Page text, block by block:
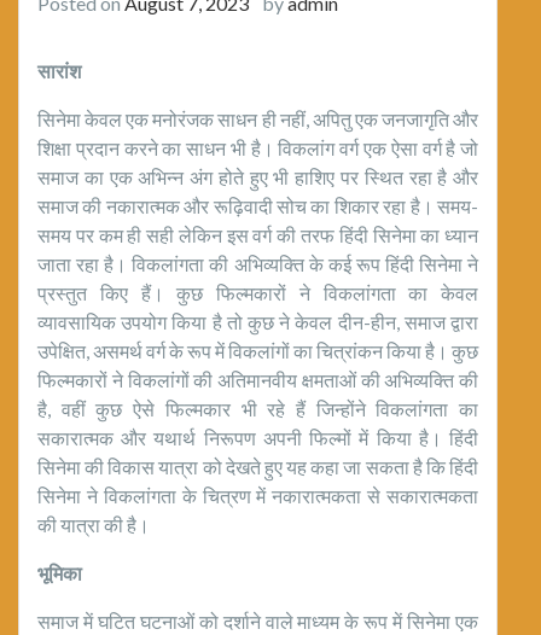
सारांश
सिनेमा केवल एक मनोरंजक साधन ही नहीं, अपितु एक जनजागृति और
शिक्षा प्रदान करने का साधन भी है। विकलांग वर्ग एक ऐसा वर्ग है जो
समाज का एक अभिन्न अंग होते हुए भी हाशिए पर स्थित रहा है और
समाज की नकारात्मक और रूढ़िवादी सोच का शिकार रहा है। समय-
समय पर कम ही सही लेकिन इस वर्ग की तरफ हिंदी सिनेमा का ध्यान
जाता रहा है। विकलांगता की अभिव्यक्ति के कई रूप हिंदी सिनेमा ने
प्रस्तुत किए हैं। कुछ फिल्मकारों ने विकलांगता का केवल
व्यावसायिक उपयोग किया है तो कुछ ने केवल दीन-हीन, समाज द्वारा
उपेक्षित, असमर्थ वर्ग के रूप में विकलांगों का चित्रांकन किया है। कुछ
फिल्मकारों ने विकलांगों की अतिमानवीय क्षमताओं की अभिव्यक्ति की
है, वहीं कुछ ऐसे फिल्मकार भी रहे हैं जिन्होंने विकलांगता का
सकारात्मक और यथार्थ निरूपण अपनी फिल्मों में किया है। हिंदी
सिनेमा की विकास यात्रा को देखते हुए यह कहा जा सकता है कि हिंदी
सिनेमा ने विकलांगता के चित्रण में नकारात्मकता से सकारात्मकता
की यात्रा की है।
भूमिका
समाज में घटित घटनाओं को दर्शाने वाले माध्यम के रूप में सिनेमा एक